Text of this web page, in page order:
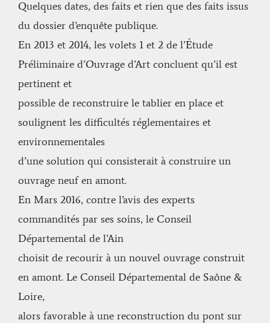
Quelques dates, des faits et rien que des faits issus
du dossier d’enquête publique.
En 2013 et 2014, les volets 1 et 2 de l’Étude
Préliminaire d’Ouvrage d’Art concluent qu’il est
pertinent et
possible de reconstruire le tablier en place et
soulignent les difficultés réglementaires et
environnementales
d’une solution qui consisterait à construire un
ouvrage neuf en amont.
En Mars 2016, contre l’avis des experts
commandités par ses soins, le Conseil
Départemental de l’Ain
choisit de recourir à un nouvel ouvrage construit
en amont. Le Conseil Départemental de Saône &
Loire,
alors favorable à une reconstruction du pont sur